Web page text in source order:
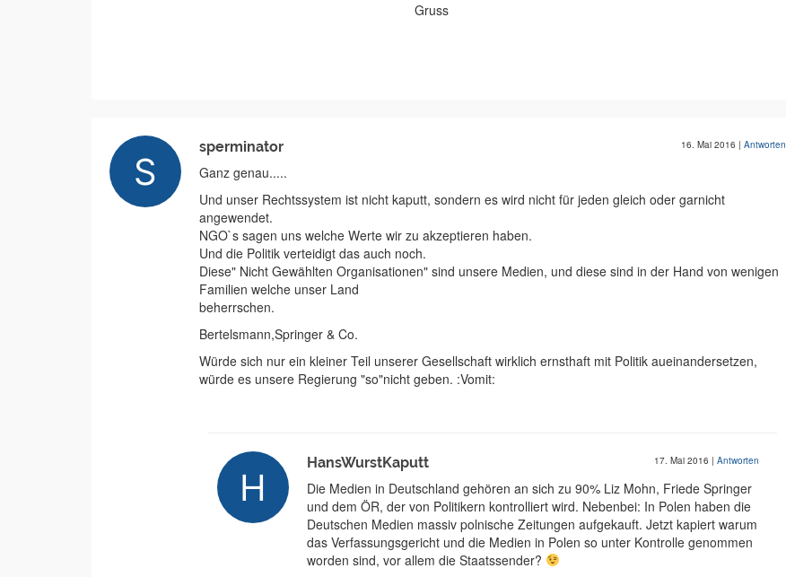
Gruss
sperminator 16. Mai 2016 | Antworten
Ganz genau.....
Und unser Rechtssystem ist nicht kaputt, sondern es wird nicht für jeden gleich oder garnicht
angewendet.
NGO`s sagen uns welche Werte wir zu akzeptieren haben.
Und die Politik verteidigt das auch noch.
Diese" Nicht Gewählten Organisationen" sind unsere Medien, und diese sind in der Hand von wenigen
Familien welche unser Land
beherrschen.
Bertelsmann,Springer & Co.
Würde sich nur ein kleiner Teil unserer Gesellschaft wirklich ernsthaft mit Politik aueinandersetzen,
würde es unsere Regierung "so"nicht geben. :Vomit:
HansWurstKaputt 17. Mai 2016 | Antworten
Die Medien in Deutschland gehören an sich zu 90% Liz Mohn, Friede Springer
und dem ÖR, der von Politikern kontrolliert wird. Nebenbei: In Polen haben die
Deutschen Medien massiv polnische Zeitungen aufgekauft. Jetzt kapiert warum
das Verfassungsgericht und die Medien in Polen so unter Kontrolle genommen
worden sind, vor allem die Staatssender?